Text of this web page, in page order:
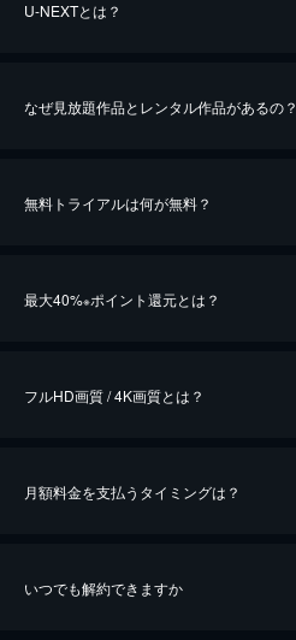
U-NEXTとは？
なぜ見放題作品とレンタル作品があるの？
無料トライアルは何が無料？
最大40%※ポイント還元とは？
※40％ポイント還元の対象は、クレジットカード
フルHD画質 / 4K画質とは？
月額料金を支払うタイミングは？
いつでも解約できますか